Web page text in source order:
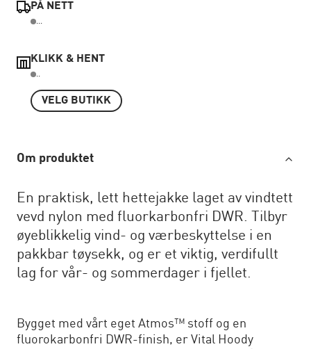
PÅ NETT
...
KLIKK & HENT
..
VELG BUTIKK
Om produktet
En praktisk, lett hettejakke laget av vindtett
vevd nylon med fluorkarbonfri DWR. Tilbyr
øyeblikkelig vind- og værbeskyttelse i en
pakkbar tøysekk, og er et viktig, verdifullt
lag for vår- og sommerdager i fjellet.
Bygget med vårt eget Atmos™ stoff og en
fluorokarbonfri DWR-finish, er Vital Hoody